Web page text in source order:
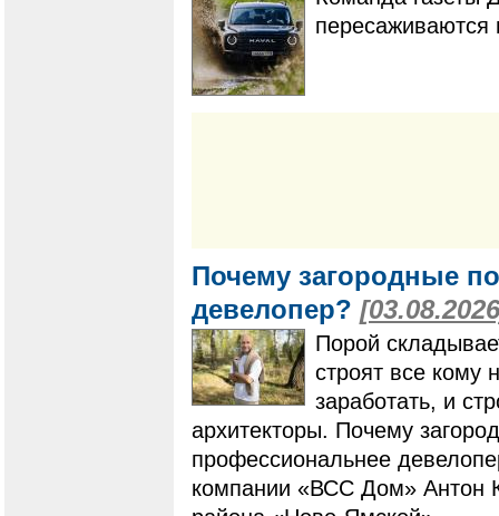
пересаживаются
Почему загородные
девелопер?
Порой
строят все
заработать, и
архитекторы. Почему
профессиональнее
компании «ВСС Дом» Антон